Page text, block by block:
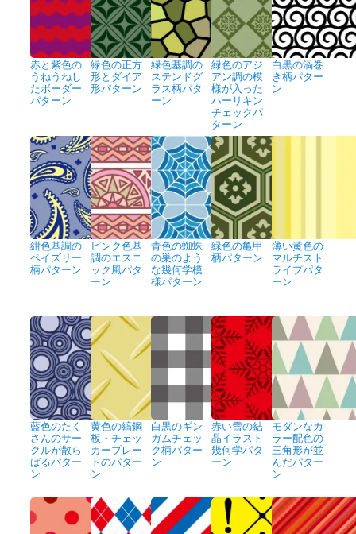
赤と紫色の
うねうねし
たボーダー
パターン
緑色の正方
形とダイア
形パターン
緑色基調の
ステンドグ
ラス柄パタ
ーン
緑色のアジ
アン調の模
様が入った
ハーリキン
チェックパ
ターン
白黒の渦巻
き柄パター
ン
紺色基調の
ペイズリー
柄パターン
ピンク色基
調のエスニ
ック風パタ
ーン
青色の蜘蛛
の巣のよう
な幾何学模
様パターン
緑色の亀甲
柄パターン
薄い黄色の
マルチスト
ライプパタ
ーン
藍色のたく
さんのサー
クルが散ら
ばるパター
ン
黄色の縞鋼
板・チェッ
カープレー
トのパター
ン
白黒のギン
ガムチェッ
ク柄パター
ン
赤い雪の結
晶イラスト
幾何学パタ
ーン
モダンなカ
ラー配色の
三角形が並
んだパター
ン